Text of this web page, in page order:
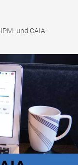
und CAIA-